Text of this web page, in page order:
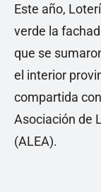
Este año,
verde la
que se
el interior
compartida
Asociación de
(ALEA).